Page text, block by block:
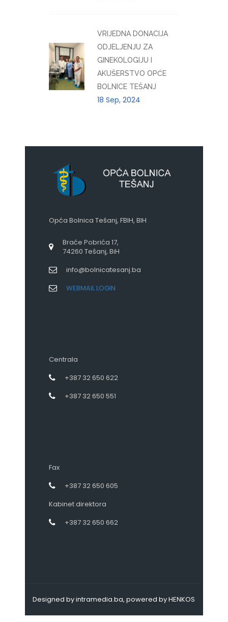
VRIJEDNA DONACIJA
ODJELJENJU ZA
GINEKOLOGIJU I
AKUŠERSTVO OPĆE
BOLNICE TEŠANJ
18 Sep, 2024
Opća Bolnica Tešanj, FBIH, BIH
Braće Pobrića 17,
74260 Tešanj, BiH
info@bolnicatesanj.ba
WEBMAIL LOGIN
Centrala
+387 32 650 622
+387 32 650 551
Fax
+387 32 650 605
Kabinet direktora
+387 32 650 662
Designed by intramedia.ba, powered by HENKOS